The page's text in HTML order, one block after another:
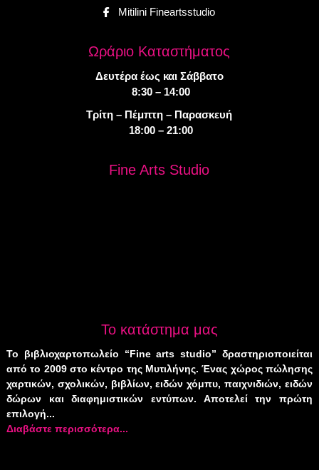
Mitilini Fineartsstudio
Ωράριο Καταστήματος
Δευτέρα έως και Σάββατο
8:30 – 14:00
Τρίτη – Πέμπτη – Παρασκευή
18:00 – 21:00
Fine Arts Studio
Το κατάστημα μας
Το βιβλιοχαρτοπωλείο “Fine arts studio” δραστηριοποιείται
από το 2009 στο κέντρο της Μυτιλήνης. Ένας χώρος πώλησης
χαρτικών, σχολικών, βιβλίων, ειδών χόμπυ, παιχνιδιών, ειδών
δώρων και διαφημιστικών εντύπων. Αποτελεί την πρώτη
επιλογή...
Διαβάστε περισσότερα...